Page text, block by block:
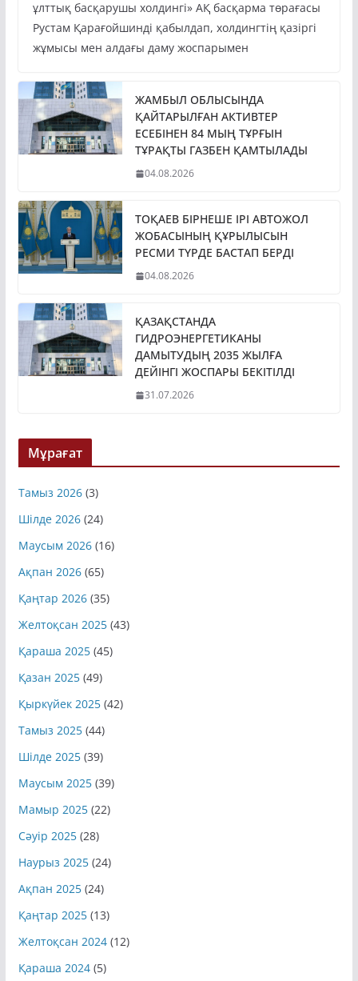
ұлттық басқарушы холдингі» АҚ басқарма төрағасы
Рустам Қарағойшинді қабылдап, холдингтің қазіргі
жұмысы мен алдағы даму жоспарымен
ЖАМБЫЛ ОБЛЫСЫНДА
ҚАЙТАРЫЛҒАН АКТИВТЕР
ЕСЕБІНЕН 84 МЫҢ ТҰРҒЫН
ТҰРАҚТЫ ГАЗБЕН ҚАМТЫЛАДЫ
04.08.2026
ТОҚАЕВ БІРНЕШЕ ІРІ АВТОЖОЛ
ЖОБАСЫНЫҢ ҚҰРЫЛЫСЫН
РЕСМИ ТҮРДЕ БАСТАП БЕРДІ
04.08.2026
ҚАЗАҚСТАНДА
ГИДРОЭНЕРГЕТИКАНЫ
ДАМЫТУДЫҢ 2035 ЖЫЛҒА
ДЕЙІНГІ ЖОСПАРЫ БЕКІТІЛДІ
31.07.2026
Мұрағат
Тамыз 2026(3)
Шілде 2026(24)
Маусым 2026(16)
Ақпан 2026(65)
Қаңтар 2026(35)
Желтоқсан 2025(43)
Қараша 2025(45)
Қазан 2025(49)
Қыркүйек 2025(42)
Тамыз 2025(44)
Шілде 2025(39)
Маусым 2025(39)
Мамыр 2025(22)
Сәуір 2025(28)
Наурыз 2025(24)
Ақпан 2025(24)
Қаңтар 2025(13)
Желтоқсан 2024(12)
Қараша 2024(5)